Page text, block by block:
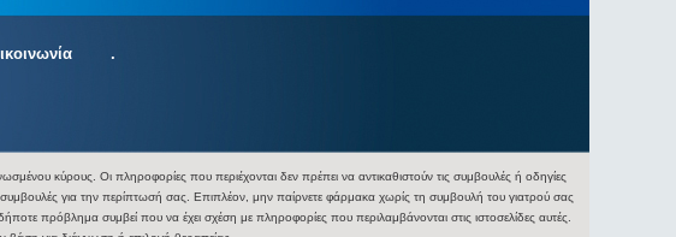
.
κύρους. Οι πληροφορίες που περιέχονται δεν πρέπει να αντικαθιστούν τις συμβουλές ή οδηγίες
για την περίπτωσή σας. Επιπλέον, μην παίρνετε φάρμακα χωρίς τη συμβουλή του γιατρού σας
πρόβλημα συμβεί που να έχει σχέση με πληροφορίες που περιλαμβάνονται στις ιστοσελίδες αυτές.